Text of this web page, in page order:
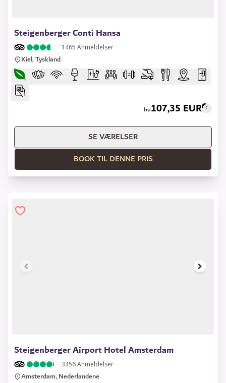
Steigenberger Conti Hansa
1465 Anmeldelser
Kiel, Tyskland
fra107,35 EUR
SE VÆRELSER
BOOK TIL DENNE PRIS
Steigenberger Airport Hotel Amsterdam
3456Anmeldelser
Amsterdam, Nederlandene